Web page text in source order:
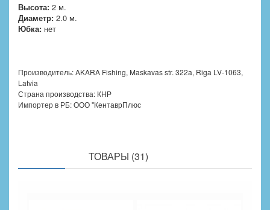
Высота: 2 м.
Диаметр: 2.0 м.
Юбка: нет
Производитель: AKARA Fishing, Maskavas str. 322a, Riga LV-1063,
Latvia
Страна производства: КНР
Импортер в РБ: ООО "КентаврПлюс
ТОВАРЫ (31)